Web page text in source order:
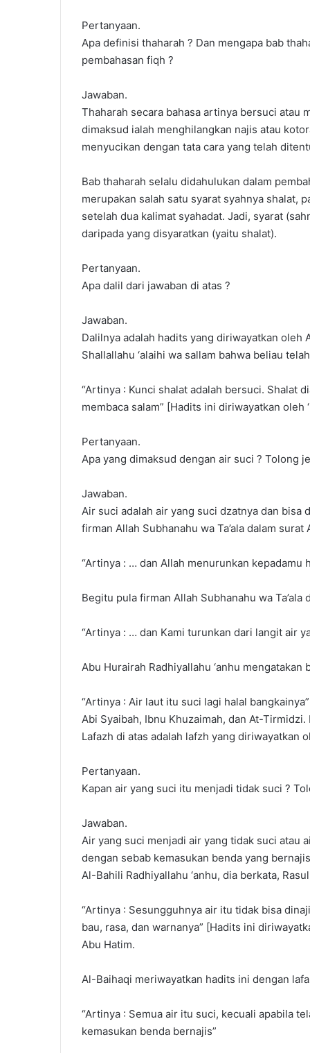
Pertanyaan.
Apa definisi thaharah ? Dan mengapa bab
pembahasan fiqh ?
Jawaban.
Thaharah secara bahasa artinya bersuci atau
dimaksud ialah menghilangkan najis atau
menyucikan dengan tata cara yang telah
Bab thaharah selalu didahulukan dalam
merupakan salah satu syarat syahnya shalat,
setelah dua kalimat syahadat. Jadi, syarat
daripada yang disyaratkan (yaitu shalat).
Pertanyaan.
Apa dalil dari jawaban di atas ?
Jawaban.
Dalilnya adalah hadits yang diriwayatkan oleh
Shallallahu ‘alaihi wa sallam bahwa beliau
“Artinya : Kunci shalat adalah bersuci. Shalat
membaca salam” [Hadits ini diriwayatkan oleh
Pertanyaan.
Apa yang dimaksud dengan air suci ? Tolong
Jawaban.
Air suci adalah air yang suci dzatnya dan bisa
firman Allah Subhanahu wa Ta’ala dalam surat
“Artinya : … dan Allah menurunkan
Begitu pula firman Allah Subhanahu wa
“Artinya : … dan Kami turunkan dari langit air
Abu Hurairah Radhiyallahu ‘anhu mengatakan
“Artinya : Air laut itu suci lagi halal
Abi Syaibah, Ibnu Khuzaimah, dan At-
Lafazh di atas adalah lafzh yang diriwayatkan
Pertanyaan.
Kapan air yang suci itu menjadi tidak suci ?
Jawaban.
Air yang suci menjadi air yang tidak suci atau
dengan sebab kemasukan benda yang
Al-Bahili Radhiyallahu ‘anhu, dia berkata,
“Artinya : Sesungguhnya air itu tidak bisa
bau, rasa, dan warnanya” [Hadits ini
Abu Hatim.
Al-Baihaqi meriwayatkan hadits ini dengan
“Artinya : Semua air itu suci, kecuali apabila
kemasukan benda bernajis”